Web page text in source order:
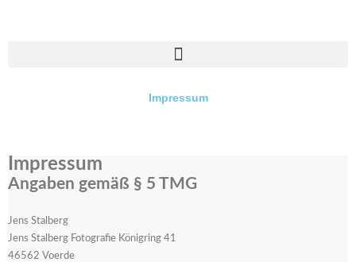
Impressum
Impressum
Angaben gemäß § 5 TMG
Jens Stalberg
Jens Stalberg Fotografie Königring 41
46562 Voerde